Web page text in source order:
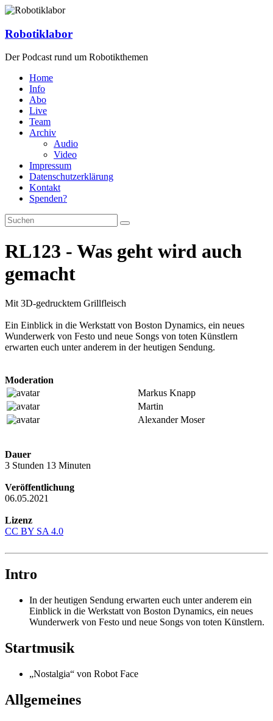
Zum
springen
Robotiklabor
Der Podcast rund um Robotikthemen
Home
Info
Abo
Live
Team
Archiv
Audio
Video
Impressum
Datenschutzerklärung
Kontakt
Spenden?
RL123 - Was geht wird auch
gemacht
Mit 3D-gedrucktem Grillfleisch
Ein Einblick in die Werkstatt von Boston Dynamics, ein neues
Wunderwerk von Festo und neue Songs von toten Künstlern
erwarten euch unter anderem in der heutigen Sendung.
Moderation
Markus Knapp
Martin
Alexander Moser
Dauer
3 Stunden 13 Minuten
Veröffentlichung
06.05.2021
Lizenz
CC BY SA 4.0
Intro
In der heutigen Sendung erwarten euch unter anderem ein
Einblick in die Werkstatt von Boston Dynamics, ein neues
Wunderwerk von Festo und neue Songs von toten Künstlern.
Startmusik
„Nostalgia“ von Robot Face
Allgemeines